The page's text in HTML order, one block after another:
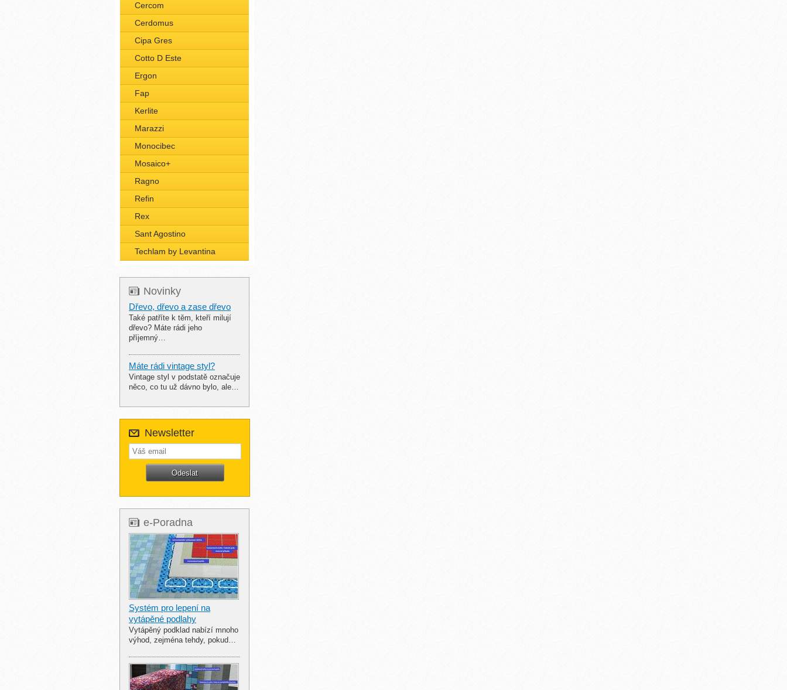
Cercom
Cerdomus
Cipa Gres
Cotto D Este
Ergon
Fap
Kerlite
Marazzi
Monocibec
Mosaico+
Ragno
Refin
Rex
Sant Agostino
Techlam by Levantina
Novinky
Dřevo, dřevo a zase dřevo
Také patříte k těm, kteří milují
dřevo? Máte rádi jeho
příjemný…
Máte rádi vintage styl?
Vintage styl v podstatě označuje
něco, co tu už dávno bylo, ale…
Newsletter
e-Poradna
Systém pro lepení na
vytápěné podlahy
Vytápěný podklad nabízí mnoho
výhod, zejména tehdy, pokud…